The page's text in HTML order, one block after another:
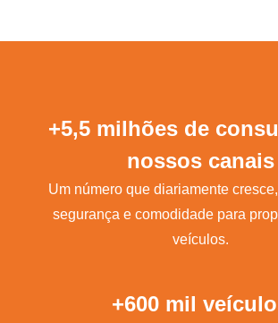
+5,5 milhões de
nossos canais
Um número que diariamente
segurança e comodidade para
veículos.
+600 mil